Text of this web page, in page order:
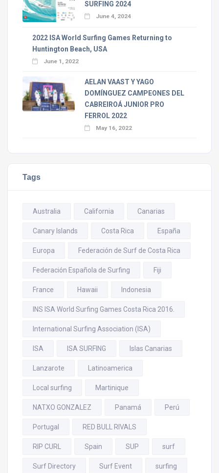
SURFING 2024
June 4, 2024
2022 ISA World Surfing Games Returning to
Huntington Beach, USA
June 1, 2022
AELAN VAAST Y YAGO
DOMÍNGUEZ CAMPEONES DEL
CABREIROÁ JUNIOR PRO
FERROL 2022
May 16, 2022
Tags
Australia California Canarias
Canary Islands Costa Rica España
Europa Federación de Surf de Costa Rica
Federación Española de Surfing Fiji
France Hawaii Indonesia
INS ISA World Surfing Games Costa Rica 2016.
International Surfing Association (ISA)
ISA ISA SURFING Islas Canarias
Lanzarote Latinoamerica
Local surfing Martinique
NATXO GONZALEZ Panamá Perú
Portugal RED BULL RIVALS
RIP CURL Spain SUP surf
Surf Directory Surf Event surfing